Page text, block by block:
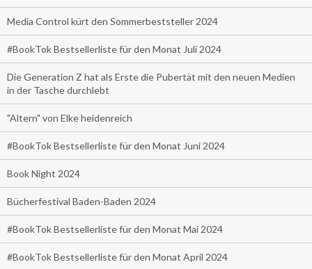
Media Control kürt den Sommerbeststeller 2024
#BookTok Bestsellerliste für den Monat Juli 2024
Die Generation Z hat als Erste die Pubertät mit den neuen Medien
in der Tasche durchlebt
"Altern" von Elke heidenreich
#BookTok Bestsellerliste für den Monat Juni 2024
Book Night 2024
Bücherfestival Baden-Baden 2024
#BookTok Bestsellerliste für den Monat Mai 2024
#BookTok Bestsellerliste für den Monat April 2024